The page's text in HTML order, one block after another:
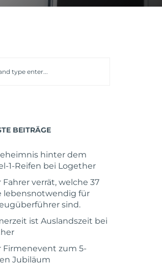
BEITRÄGE
hinter dem
1-Reifen bei Logether
Fahrer verrät, welche 37
lebensnotwendig für
sind.
ist Auslandszeit bei
Firmenevent zum 5-
Jubiläum